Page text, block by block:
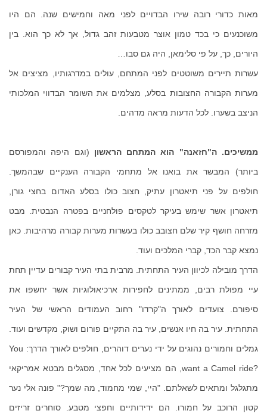
מאות כדורי רובה שירו הבדויים לפני מאה וחמישים שנה. הם היו
משוכנעים כי בכד טמון אוצר מטבעות זהב גדול, אך לא כך הוא. בין
היורים, כך, על פי סלימאן, היה גם סבו…
עשרות תיירים משוטטים לפני המתחם, עולים במדרגותיו, מציצים אל
מערות הקבורה החצובות בסלע, מצלמים את השומר הבדווי המלכותי
הניצב בשערו. לכל הדעות מראה מדהים.
ממשיכים. ה"חזאנה" הוא המתחם הראשון (וגם היפה והמפורסם
ביותר) המבשר את בואנו אל מתחמי הקבורה הענקיים שבהמשך.
חולפים על פני תיאטרון עתיק, חצוב כולו בסלע האדום בחצי גורן,
תיאטרון אשר שימש בעיקר לטקסים פולחניים בפטרה הנבטית. מבט
מזרחה חושף קיר שלם חצובב כולו בעשרות מערות קבורה מרהיבות. כאן
נמצא קבר הכד, קברי המלכים ועוד.
הדרך מובילה לכיוון העיר התחתית. מרבית בתי העיר קבורים עדיין תחת
עיי מפולת רבים, ממתינים לחפירות ארכיאולוגיות אשר יחשפו את
סיפורם. צועדים לאורך ה"קרדו" רחוב העמודים הראשי של העיר
התחתית. עיר בה חיו אנשים, עיר בה התקיים פורום ושוק, מקדשים ועוד.
גמלים וחמורים נהוגים על ידי נערים דוהרים, חולפים לאורך הדרך: You
want a Camel ride?, הם מציעים לכל אחד, מסגלים מבטא אמריקאי
מתגלגל ומתאים לשאלתם. "היי, שמי מחמוד, מה שמך?" פונה אלי נער
קטון הרוכב על חמורו. הם ידידותיים וחפצי מטבע. סוחרים זריזים